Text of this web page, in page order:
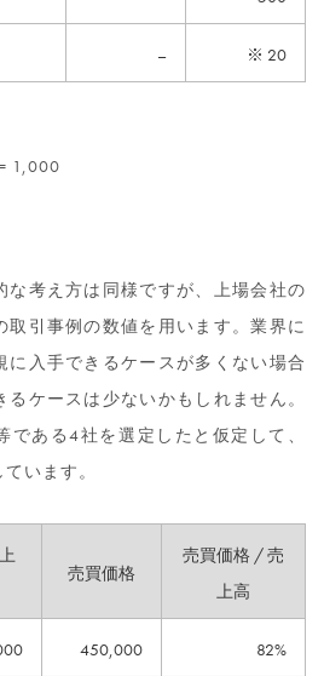
– ※ 20
1,000
考え方は同様ですが、上場会社の
取引事例の数値を用います。業界に
に入手できるケースが多くない場合
ケースは少ないかもしれません。
である4社を選定したと仮定して、
います。
売買価格
売買価格 / 売
上高
450,000 82%